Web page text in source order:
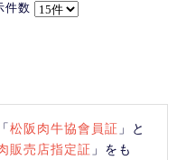
件数
松阪肉牛協會員証 」と
販売店指定証 」をも